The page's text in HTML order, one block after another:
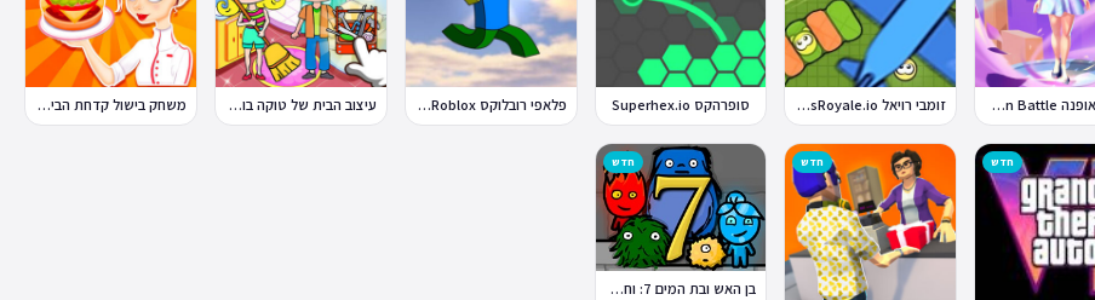
קרבות אופנה Fashion Battle זומבי רויאל ZombsRoyale.io סופרהקס Superhex.io פלאפי רובלוקס Flappy Roblox עיצוב הבית של טוקה בוקה משחק בישול קדחת הבישול Cooking Fever
חדש חדש חדש
בן האש ובת המים 7: וחברים